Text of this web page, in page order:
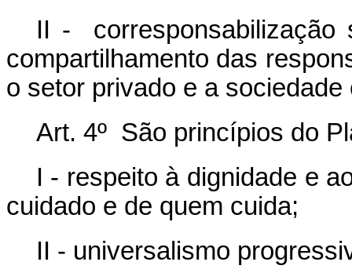
II - corresponsabilização
compartilhamento das
o setor privado e a sociedade
Art. 4º São princípios do
I - respeito à dignidade e
cuidado e de quem cuida;
II - universalismo